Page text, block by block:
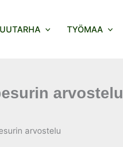
TYÖMAA
arvostelu
arvostelu